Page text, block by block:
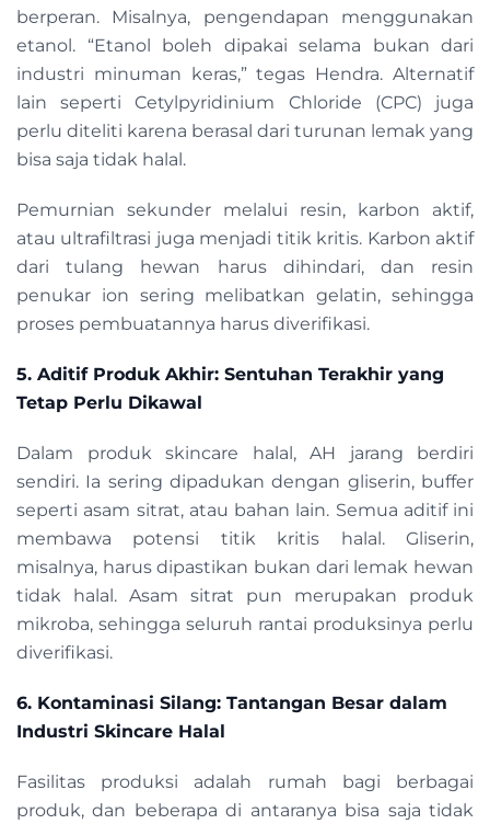
berperan. Misalnya, pengendapan menggunakan
etanol. “Etanol boleh dipakai selama bukan dari
industri minuman keras,” tegas Hendra. Alternatif
lain seperti Cetylpyridinium Chloride (CPC) juga
perlu diteliti karena berasal dari turunan lemak yang
bisa saja tidak halal.
Pemurnian sekunder melalui resin, karbon aktif,
atau ultrafiltrasi juga menjadi titik kritis. Karbon aktif
dari tulang hewan harus dihindari, dan resin
penukar ion sering melibatkan gelatin, sehingga
proses pembuatannya harus diverifikasi.
5. Aditif Produk Akhir: Sentuhan Terakhir yang
Tetap Perlu Dikawal
Dalam produk skincare halal, AH jarang berdiri
sendiri. Ia sering dipadukan dengan gliserin, buffer
seperti asam sitrat, atau bahan lain. Semua aditif ini
membawa potensi titik kritis halal. Gliserin,
misalnya, harus dipastikan bukan dari lemak hewan
tidak halal. Asam sitrat pun merupakan produk
mikroba, sehingga seluruh rantai produksinya perlu
diverifikasi.
6. Kontaminasi Silang: Tantangan Besar dalam
Industri Skincare Halal
Fasilitas produksi adalah rumah bagi berbagai
produk, dan beberapa di antaranya bisa saja tidak